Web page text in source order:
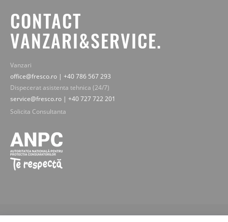
CONTACT
VANZARI&SERVICE.
Vanzari
office@fresco.ro | +40 786 567 293
Dispecerat asistenta tehnica (24/7)
service@fresco.ro | +40 727 722 201
Solicita Consultanta